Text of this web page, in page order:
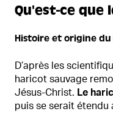
Qu'est-ce que
Histoire et origine
D’après les
haricot sauvage
Jésus-Christ. Le
puis se serait étendu